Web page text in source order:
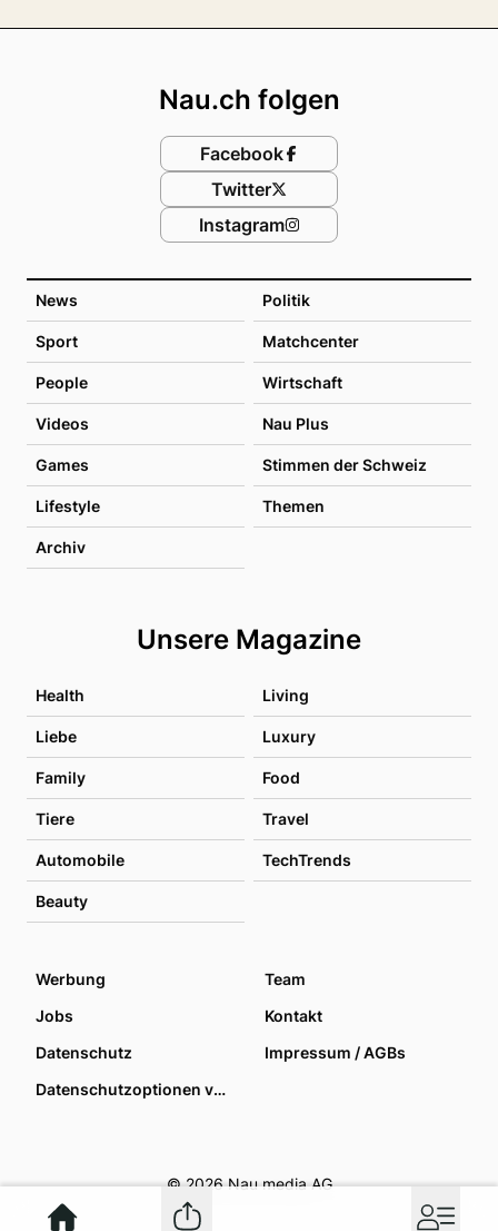
News Politik
Sport Matchcenter
People Wirtschaft
Videos Nau Plus
Games Stimmen der Schweiz
Lifestyle Themen
Archiv
Unsere Magazine
Health Living
Liebe Luxury
Family Food
Tiere Travel
Automobile TechTrends
Beauty
Nau.ch folgen
Facebook
Twitter
Instagram
Werbung
Team
Jobs
Kontakt
Datenschutz
Impressum / AGBs
Datenschutzoptionen verwalten
© 2026 Nau media AG